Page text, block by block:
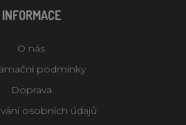
INFORMACE
O nás
podmínky
Doprava
osobních údajů